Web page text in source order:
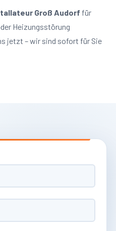
Groß Audorf für
Heizungsstörung
jetzt – wir sind sofort für Sie